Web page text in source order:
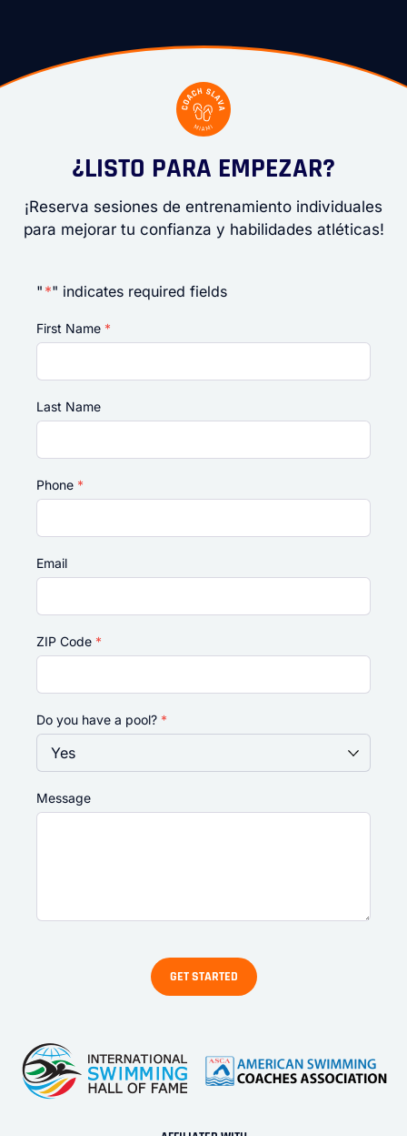
¿LISTO PARA EMPEZAR?
¡Reserva sesiones de entrenamiento individuales
para mejorar tu confianza y habilidades atléticas!
" *" indicates required fields
First Name *
Last Name
Phone *
Email
ZIP Code *
Do you have a pool? *
Message